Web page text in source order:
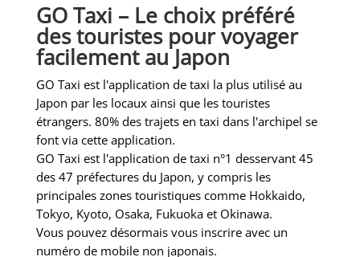
GO Taxi – Le choix préféré
des touristes pour voyager
facilement au Japon
GO Taxi est l'application de taxi la plus utilisé au
Japon par les locaux ainsi que les touristes
étrangers. 80% des trajets en taxi dans l'archipel se
font via cette application.
GO Taxi est l'application de taxi n°1 desservant 45
des 47 préfectures du Japon, y compris les
principales zones touristiques comme Hokkaido,
Tokyo, Kyoto, Osaka, Fukuoka et Okinawa.
Vous pouvez désormais vous inscrire avec un
numéro de mobile non japonais.